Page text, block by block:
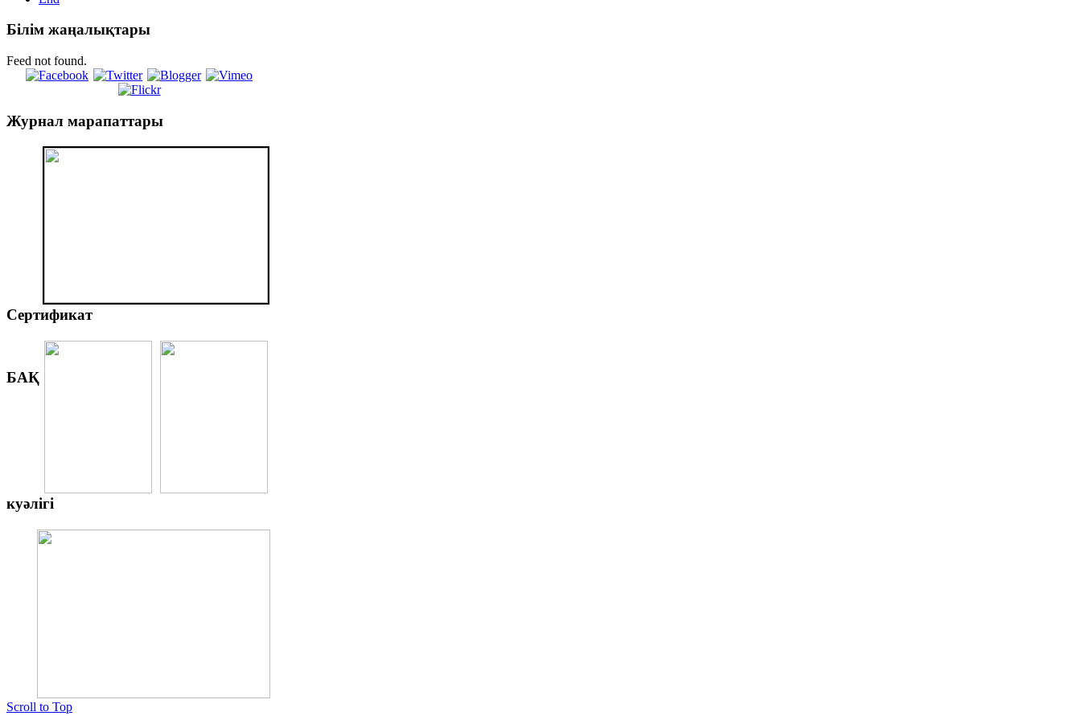
Білім жаңалықтары
Feed not found.
Журнал марапаттары
Сертификат
БАҚ
куәлігі
Scroll to Top